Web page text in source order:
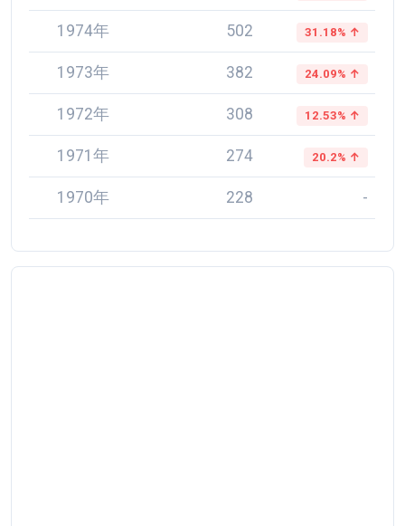
1974年 502 31.18% ↑
1973年 382 24.09% ↑
1972年 308 12.53% ↑
1971年 274 20.2% ↑
1970年 228 -